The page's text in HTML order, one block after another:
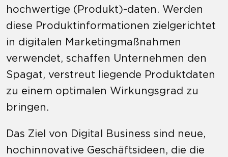
hochwertige (Produkt)-daten. Werden
diese Produktinformationen zielgerichtet
in digitalen Marketingmaßnahmen
verwendet, schaffen Unternehmen den
Spagat, verstreut liegende Produktdaten
zu einem optimalen Wirkungsgrad zu
bringen.
Das Ziel von Digital Business sind neue,
hochinnovative Geschäftsideen, die die